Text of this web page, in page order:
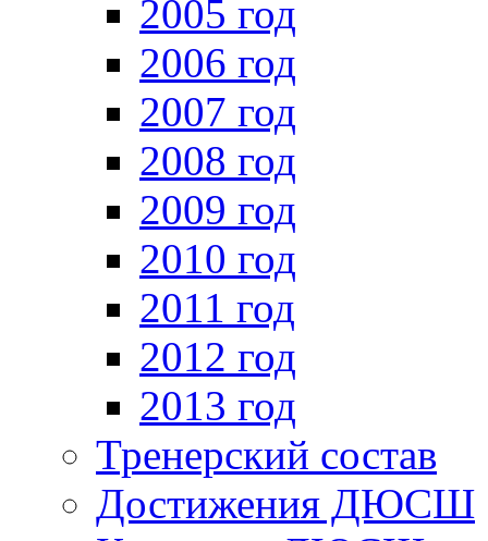
2005 год
2006 год
2007 год
2008 год
2009 год
2010 год
2011 год
2012 год
2013 год
Тренерский состав
Достижения ДЮСШ